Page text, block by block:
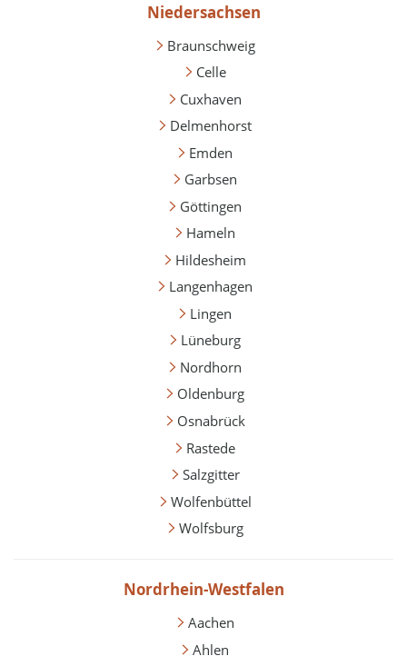
Niedersachsen
Braunschweig
Celle
Cuxhaven
Delmenhorst
Emden
Garbsen
Göttingen
Hameln
Hildesheim
Langenhagen
Lingen
Lüneburg
Nordhorn
Oldenburg
Osnabrück
Rastede
Salzgitter
Wolfenbüttel
Wolfsburg
Nordrhein-Westfalen
Aachen
Ahlen